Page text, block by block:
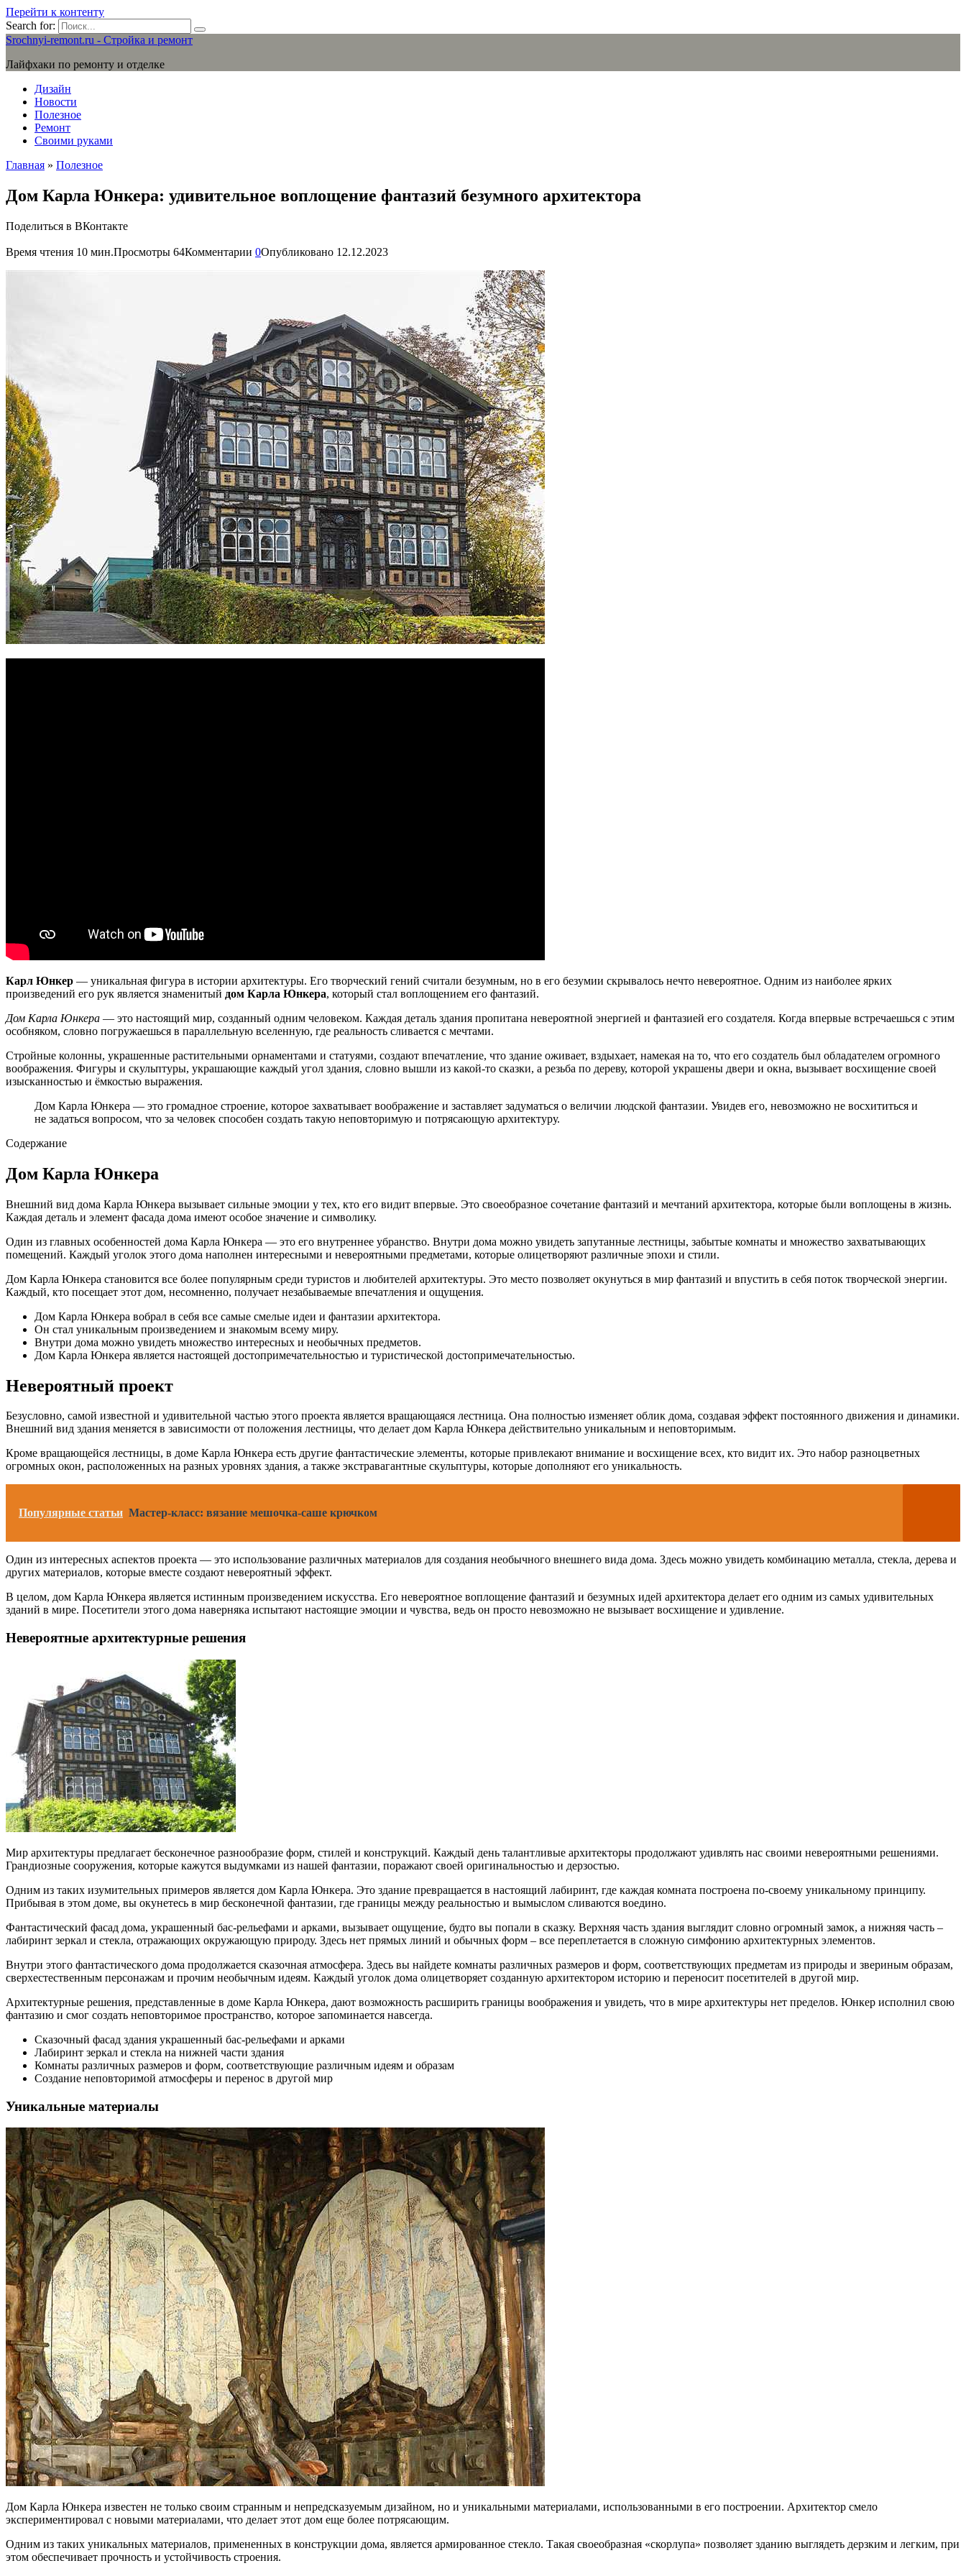
Перейти к контенту
Search for:
Srochnyi-remont.ru - Стройка и ремонт
Лайфхаки по ремонту и отделке
Дизайн
Новости
Полезное
Ремонт
Своими руками
Главная » Полезное
Дом Карла Юнкера: удивительное воплощение фантазий безумного архитектора
Поделиться в ВКонтакте
Время чтения 10 мин.Просмотры 64Комментарии 0Опубликовано 12.12.2023
Карл Юнкер — уникальная фигура в истории архитектуры. Его творческий гений считали безумным, но в его безумии скрывалось нечто невероятное. Одним из наиболее ярких
произведений его рук является знаменитый дом Карла Юнкера, который стал воплощением его фантазий.
Дом Карла Юнкера — это настоящий мир, созданный одним человеком. Каждая деталь здания пропитана невероятной энергией и фантазией его создателя. Когда впервые встречаешься с этим
особняком, словно погружаешься в параллельную вселенную, где реальность сливается с мечтами.
Стройные колонны, украшенные растительными орнаментами и статуями, создают впечатление, что здание оживает, вздыхает, намекая на то, что его создатель был обладателем огромного
воображения. Фигуры и скульптуры, украшающие каждый угол здания, словно вышли из какой-то сказки, а резьба по дереву, которой украшены двери и окна, вызывает восхищение своей
изысканностью и ёмкостью выражения.
Дом Карла Юнкера — это громадное строение, которое захватывает воображение и заставляет задуматься о величии людской фантазии. Увидев его, невозможно не восхититься и
не задаться вопросом, что за человек способен создать такую неповторимую и потрясающую архитектуру.
Содержание
Дом Карла Юнкера
Внешний вид дома Карла Юнкера вызывает сильные эмоции у тех, кто его видит впервые. Это своеобразное сочетание фантазий и мечтаний архитектора, которые были воплощены в жизнь.
Каждая деталь и элемент фасада дома имеют особое значение и символику.
Один из главных особенностей дома Карла Юнкера — это его внутреннее убранство. Внутри дома можно увидеть запутанные лестницы, забытые комнаты и множество захватывающих
помещений. Каждый уголок этого дома наполнен интересными и невероятными предметами, которые олицетворяют различные эпохи и стили.
Дом Карла Юнкера становится все более популярным среди туристов и любителей архитектуры. Это место позволяет окунуться в мир фантазий и впустить в себя поток творческой энергии.
Каждый, кто посещает этот дом, несомненно, получает незабываемые впечатления и ощущения.
Дом Карла Юнкера вобрал в себя все самые смелые идеи и фантазии архитектора.
Он стал уникальным произведением и знакомым всему миру.
Внутри дома можно увидеть множество интересных и необычных предметов.
Дом Карла Юнкера является настоящей достопримечательностью и туристической достопримечательностью.
Невероятный проект
Безусловно, самой известной и удивительной частью этого проекта является вращающаяся лестница. Она полностью изменяет облик дома, создавая эффект постоянного движения и динамики.
Внешний вид здания меняется в зависимости от положения лестницы, что делает дом Карла Юнкера действительно уникальным и неповторимым.
Кроме вращающейся лестницы, в доме Карла Юнкера есть другие фантастические элементы, которые привлекают внимание и восхищение всех, кто видит их. Это набор разноцветных
огромных окон, расположенных на разных уровнях здания, а также экстравагантные скульптуры, которые дополняют его уникальность.
Популярные статьи Мастер-класс: вязание мешочка-саше крючком
Один из интересных аспектов проекта — это использование различных материалов для создания необычного внешнего вида дома. Здесь можно увидеть комбинацию металла, стекла, дерева и
других материалов, которые вместе создают невероятный эффект.
В целом, дом Карла Юнкера является истинным произведением искусства. Его невероятное воплощение фантазий и безумных идей архитектора делает его одним из самых удивительных
зданий в мире. Посетители этого дома наверняка испытают настоящие эмоции и чувства, ведь он просто невозможно не вызывает восхищение и удивление.
Невероятные архитектурные решения
Мир архитектуры предлагает бесконечное разнообразие форм, стилей и конструкций. Каждый день талантливые архитекторы продолжают удивлять нас своими невероятными решениями.
Грандиозные сооружения, которые кажутся выдумками из нашей фантазии, поражают своей оригинальностью и дерзостью.
Одним из таких изумительных примеров является дом Карла Юнкера. Это здание превращается в настоящий лабиринт, где каждая комната построена по-своему уникальному принципу.
Прибывая в этом доме, вы окунетесь в мир бесконечной фантазии, где границы между реальностью и вымыслом сливаются воедино.
Фантастический фасад дома, украшенный бас-рельефами и арками, вызывает ощущение, будто вы попали в сказку. Верхняя часть здания выглядит словно огромный замок, а нижняя часть –
лабиринт зеркал и стекла, отражающих окружающую природу. Здесь нет прямых линий и обычных форм – все переплетается в сложную симфонию архитектурных элементов.
Внутри этого фантастического дома продолжается сказочная атмосфера. Здесь вы найдете комнаты различных размеров и форм, соответствующих предметам из природы и звериным образам,
сверхестественным персонажам и прочим необычным идеям. Каждый уголок дома олицетворяет созданную архитектором историю и переносит посетителей в другой мир.
Архитектурные решения, представленные в доме Карла Юнкера, дают возможность расширить границы воображения и увидеть, что в мире архитектуры нет пределов. Юнкер исполнил свою
фантазию и смог создать неповторимое пространство, которое запоминается навсегда.
Сказочный фасад здания украшенный бас-рельефами и арками
Лабиринт зеркал и стекла на нижней части здания
Комнаты различных размеров и форм, соответствующие различным идеям и образам
Создание неповторимой атмосферы и перенос в другой мир
Уникальные материалы
Дом Карла Юнкера известен не только своим странным и непредсказуемым дизайном, но и уникальными материалами, использованными в его построении. Архитектор смело
экспериментировал с новыми материалами, что делает этот дом еще более потрясающим.
Одним из таких уникальных материалов, примененных в конструкции дома, является армированное стекло. Такая своеобразная «скорлупа» позволяет зданию выглядеть дерзким и легким, при
этом обеспечивает прочность и устойчивость строения.